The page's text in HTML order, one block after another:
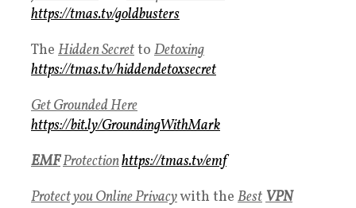
https://tmas.tv/goldbusters
The Hidden Secretto Detoxing
https://tmas.tv/hiddendetoxsecret
Get Grounded Here
https://bit.ly/GroundingWithMark
EMFProtectionhttps://tmas.tv/emf
Protect you Online Privacywith the BestVPN